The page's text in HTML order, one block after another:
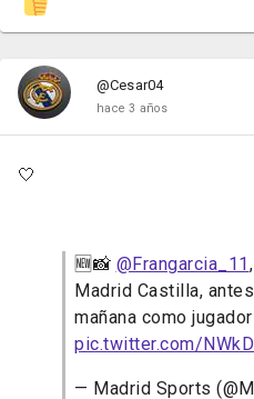
@Cesar04
hace 3 años
🤍
🆕📸 @Frangarcia_11
Madrid Castilla,
mañana como
pic.twitter.com/
— Madrid Sports